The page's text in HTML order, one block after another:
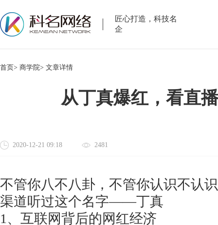
匠心打造，科技名
企
首页> 商学院> 文章详情
从丁真爆红，看直
2020-12-21 09:18 2481
不管你八不八卦，不管你认识不认
渠道听过这个名字——丁真
1、互联网背后的网红经济